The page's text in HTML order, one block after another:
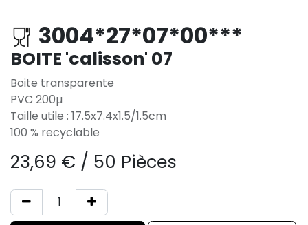
3004*27*07*00***
BOITE 'calisson' 07
Boite transparente
PVC 200µ
Taille utile : 17.5x7.4x1.5/1.5cm
100 % recyclable
23,69 € / 50 Pièces